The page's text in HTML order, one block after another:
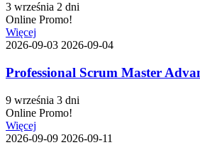
3 września 2 dni
Online Promo!
Więcej
2026-09-03 2026-09-04
Professional Scrum Master
9 września 3 dni
Online Promo!
Więcej
2026-09-09 2026-09-11